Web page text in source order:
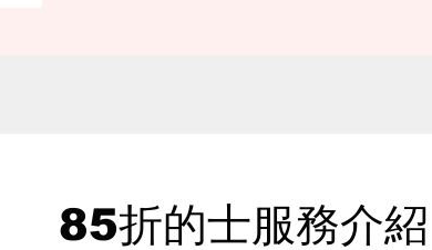
85折的士服務介紹